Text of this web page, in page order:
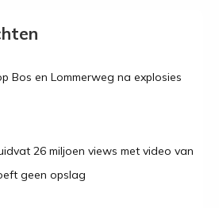
Bos en Lommerweg na explosies
26 miljoen views met video van
geen opslag